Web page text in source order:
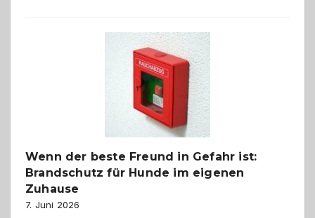
bewusst
herzlich
gestalten
Wenn der beste Freund in Gefahr ist:
Brandschutz für Hunde im eigenen
Zuhause
7. Juni 2026